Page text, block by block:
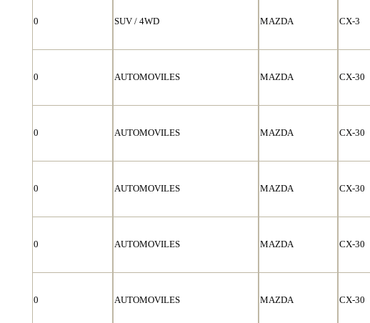
0 SUV / 4WD MAZDA CX-3
0 AUTOMOVILES MAZDA CX-30
0 AUTOMOVILES MAZDA CX-30
0 AUTOMOVILES MAZDA CX-30
0 AUTOMOVILES MAZDA CX-30
0 AUTOMOVILES MAZDA CX-30